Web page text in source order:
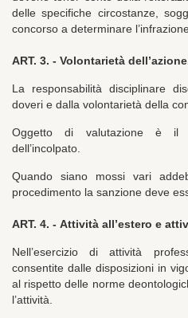
delle specifiche circostanze,
concorso a determinare
ART. 3. - Volontarietà
La responsabilità disciplinare
doveri e dalla volontarietà della
Oggetto di valutazione è il
dell’incolpato.
Quando siano mossi vari
procedimento la sanzione deve
ART. 4. - Attività all’estero e
Nell’esercizio di attività
consentite dalle disposizioni in
al rispetto delle norme
l’attività.